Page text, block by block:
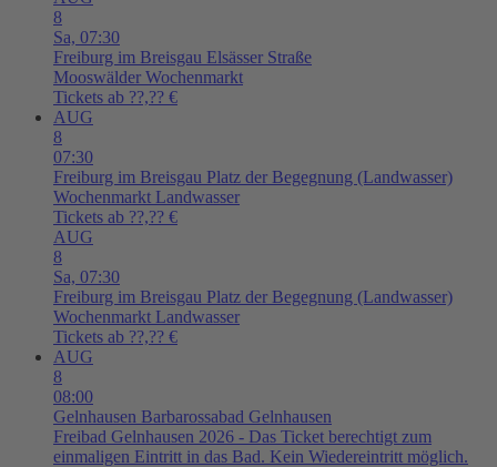
8
Sa, 07:30
Freiburg im Breisgau Elsässer Straße
Mooswälder Wochenmarkt
Tickets ab ??,?? €
AUG
8
07:30
Freiburg im Breisgau Platz der Begegnung (Landwasser)
Wochenmarkt Landwasser
Tickets ab ??,?? €
AUG
8
Sa, 07:30
Freiburg im Breisgau Platz der Begegnung (Landwasser)
Wochenmarkt Landwasser
Tickets ab ??,?? €
AUG
8
08:00
Gelnhausen Barbarossabad Gelnhausen
Freibad Gelnhausen 2026 - Das Ticket berechtigt zum
einmaligen Eintritt in das Bad. Kein Wiedereintritt möglich.